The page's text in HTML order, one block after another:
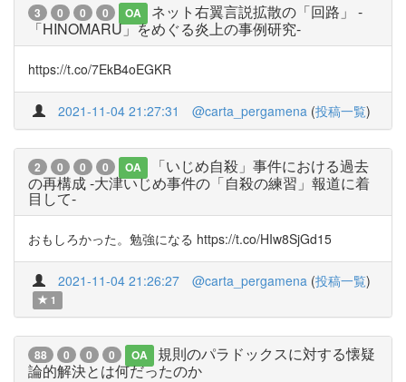
3 0 0 0 OA
ネット右翼言説拡散の「回路」 -
「HINOMARU」をめぐる炎上の事例研究-
https://t.co/7EkB4oEGKR
2021-11-04 21:27:31 @carta_pergamena (投稿一覧)
2 0 0 0 OA
「いじめ自殺」事件における過去
の再構成 -大津いじめ事件の「自殺の練習」報道に着
目して-
おもしろかった。勉強になる https://t.co/HIw8SjGd15
2021-11-04 21:26:27 @carta_pergamena (投稿一覧)
1
88 0 0 0 OA
規則のパラドックスに対する懐疑
論的解決とは何だったのか